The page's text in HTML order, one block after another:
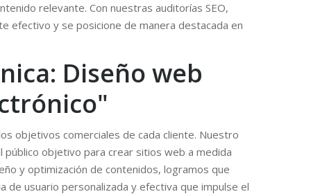
relevante. Con nuestras auditorías SEO,
efectivo y se posicione de manera destacada en
Diseño web
objetivos comerciales de cada cliente. Nuestro
público objetivo para crear sitios web a medida
y optimización de contenidos, logramos que
de usuario personalizada y efectiva que impulse el